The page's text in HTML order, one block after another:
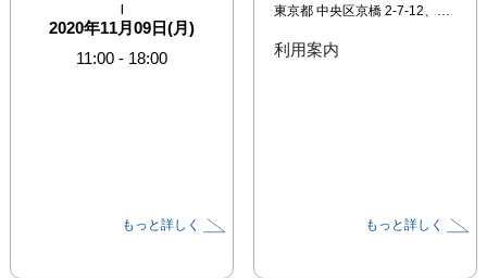
|
2020年11月09日(月)
11:00 - 18:00
もっと詳しく
東京都 中央区京橋 2-7-12、1F/2F
利用案内
もっと詳しく